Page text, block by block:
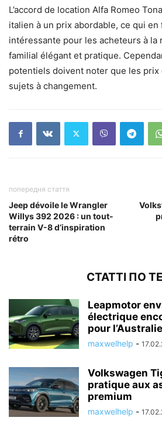
L’accord de location Alfa Romeo
italien à un prix abordable, ce qui
intéressante pour les acheteurs à la
familial élégant et pratique.
potentiels doivent noter que les
sujets à changement.
попередня стаття
Jeep dévoile le Wrangler
Willys 392 2026 : un tout-
terrain V-8 d’inspiration
rétro
СТАТТІ ПО
Leapmotor
électrique
pour l’Australie
maxwelhelp -
Volkswagen
pratique aux
premium
maxwelhelp -